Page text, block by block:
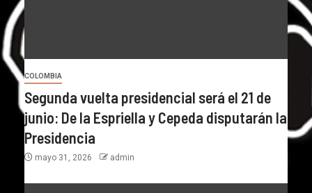
COLOMBIA
Segunda vuelta presidencial será el 21 de
junio: De la Espriella y Cepeda disputarán la
Presidencia
mayo 31, 2026 admin